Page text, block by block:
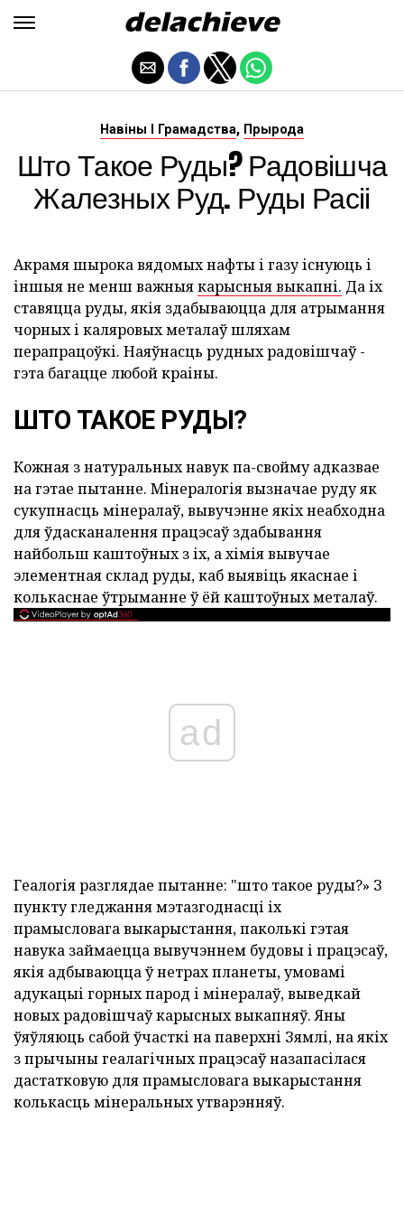
Навіны І Грамадства, Прырода
Што Такое Руды? Радовішча
Жалезных Руд. Руды Расіі
Акрамя шырока вядомых нафты і газу існуюць і
іншыя не менш важныякарысныя выкапні. Да іх
ставяцца руды, якія здабываюцца для атрымання
чорных і каляровых металаў шляхам
перапрацоўкі. Наяўнасць рудных радовішчаў -
гэта багацце любой краіны.
ШТО ТАКОЕ РУДЫ?
Кожная з натуральных навук па-свойму адказвае
на гэтае пытанне. Мінералогія вызначае руду як
сукупнасць мінералаў, вывучэнне якіх неабходна
для ўдасканалення працэсаў здабывання
найбольш каштоўных з іх, а хімія вывучае
элементная склад руды, каб выявіць якаснае і
колькаснае ўтрыманне ў ёй каштоўных металаў.
ad
Геалогія разглядае пытанне: "што такое руды?» З
пункту гледжання мэтазгоднасці іх
прамысловага выкарыстання, паколькі гэтая
навука займаецца вывучэннем будовы і працэсаў,
якія адбываюцца ў нетрах планеты, умовамі
адукацыі горных парод і мінералаў, выведкай
новых радовішчаў карысных выкапняў. Яны
ўяўляюць сабой ўчасткі на паверхні Зямлі, на якіх
з прычыны геалагічных працэсаў назапасілася
дастатковую для прамысловага выкарыстання
колькасць мінеральных утварэнняў.